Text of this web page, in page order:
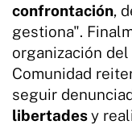
confrontación,
gestiona".
organización
Comunidad
seguir
libertadesy